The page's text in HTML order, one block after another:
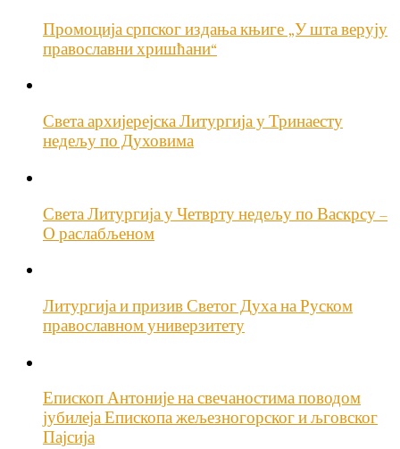
Промоција српског издања књиге „У шта верују
православни хришћани“
Света архијерејска Литургија у Тринаесту
недељу по Духовима
Света Литургија у Четврту недељу по Васкрсу –
О раслабљеном
Литургија и призив Светог Духа на Руском
православном универзитету
Епископ Антоније на свечаностима поводом
јубилеја Епископа жељезногорског и љговског
Пајсија